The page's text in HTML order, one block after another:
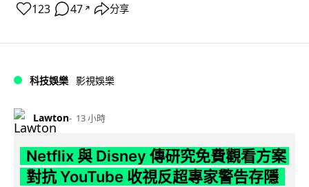
123 47 ↗ 分享
科技娛樂 影視娛樂
Lawton 13 小時
Netflix 與 Disney 傳研究免費觀看方案
對抗 YouTube 收視反超專家警告存隱